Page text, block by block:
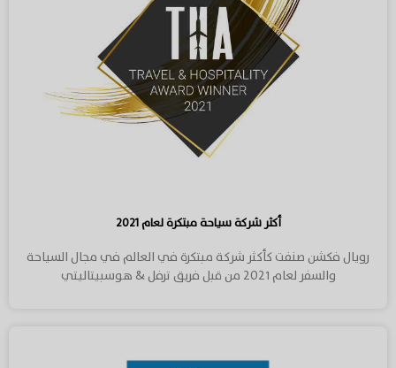
أكثر شركة سياحة مبتكرة لعام ٢٠٢١
رويال فكشن صنفت كأكثر شركة مبتكرة في العالم في مجال السياحة
والسفر لعام ٢٠٢١ من قبل فريق ترفل & هوسبيتاليتي